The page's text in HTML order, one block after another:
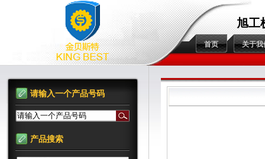
旭工
首页 关于我
请输入一个产品号码
请输入一个产品号码
产品搜索